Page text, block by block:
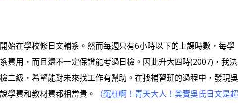
始在學校修日文輔系。然而每週只有6小時以下的上課時數，每學
費用，而且還不一定保證能考過日檢。因此升大四時(2007)，我決
二級，希望能對未來找工作有幫助。在找補習班的過程中，發現吳
學費和教材費都相當貴。
（冤枉啊！青天大人！其實吳氏日文是超